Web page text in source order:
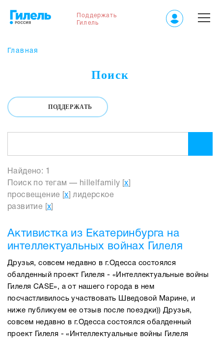
Поддержать
Гилель
Главная
Поиск
ПОДДЕРЖАТЬ
Найдено: 1
Поиск по тегам — hillelfamily [x
просвещение [x ] лидерское
развитие [x
Активистка из Екатеринбурга на
интеллектуальных войнах Гилеля
Друзья, совсем недавно в г.Одесса состоялся
обалденный проект Гилеля - «Интеллектуальные войны
Гилеля CASE», а от нашего города в нем
посчастливилось участвовать Шведовой Марине, и
ниже публикуем ее отзыв после поездки)) Друзья,
совсем недавно в г.Одесса состоялся обалденный
проект Гилеля - «Интеллектуальные войны Гилеля